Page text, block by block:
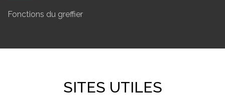
Fonctions du greffier
SITES UTILES